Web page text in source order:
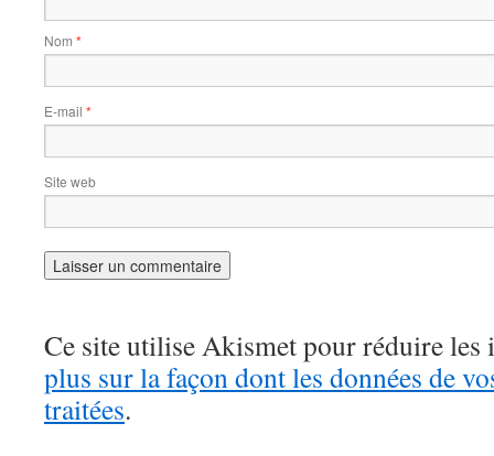
Nom *
E-mail *
Site web
Ce site utilise Akismet pour réduire les
plus sur la façon dont les données de
traitées.